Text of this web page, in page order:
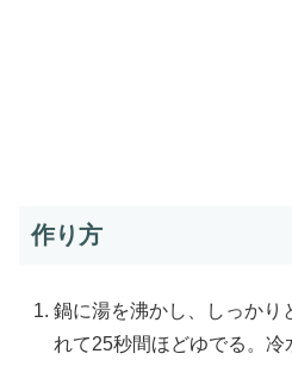
作り方
鍋に湯を沸かし、しっかり
れて25秒間ほどゆでる。